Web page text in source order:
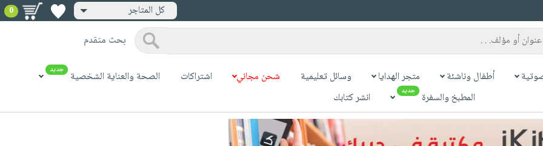
كل المتاجر 0
بحث متقدم
أطفال وناشئة متجر الهدايا وسائل تعليمية شحن مجاني اشتراكات الصحة والعناية الشخصية جديد
المطبخ والسفرة جديد انشر كتابك